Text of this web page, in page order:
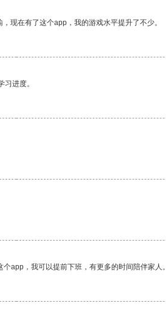
现在有了这个app，我的游戏水平提升了不少。
进度。
app，我可以提前下班，有更多的时间陪伴家人。